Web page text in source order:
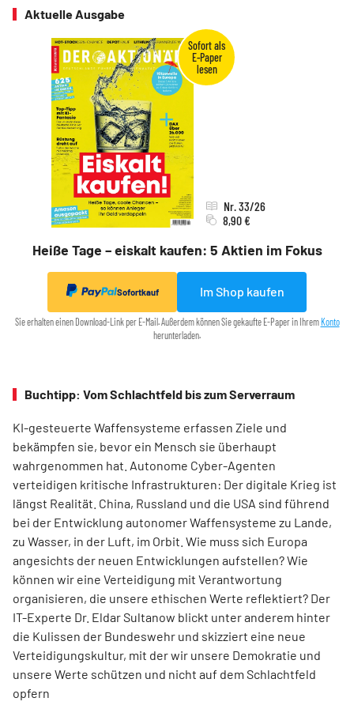
Aktuelle Ausgabe
Heiße Tage – eiskalt kaufen: 5 Aktien im Fokus
Nr. 33/26
8,90 €
Sofortkauf Im Shop kaufen
Sie erhalten einen Download-Link per E-Mail. Außerdem können Sie gekaufte E-Paper in IhremKonto
herunterladen.
Buchtipp: Vom Schlachtfeld bis zum Serverraum
KI-gesteuerte Waffensysteme erfassen Ziele und
bekämpfen sie, bevor ein Mensch sie überhaupt
wahrgenommen hat. Autonome Cyber-Agenten
verteidigen kritische Infrastrukturen: Der digitale Krieg ist
längst Realität. China, Russland und die USA sind führend
bei der Entwicklung autonomer Waffensysteme zu Lande,
zu Wasser, in der Luft, im Orbit. Wie muss sich Europa
angesichts der neuen Entwicklungen aufstellen? Wie
können wir eine Verteidigung mit Verantwortung
organisieren, die unsere ethischen Werte reflektiert? Der
IT-Experte Dr. Eldar Sultanow blickt unter anderem hinter
die Kulissen der Bundeswehr und skizziert eine neue
Verteidigungskultur, mit der wir unsere Demokratie und
unsere Werte schützen und nicht auf dem Schlachtfeld
opfern